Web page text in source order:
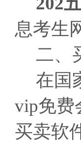
息考生
二、
在国
vip免费
买卖软